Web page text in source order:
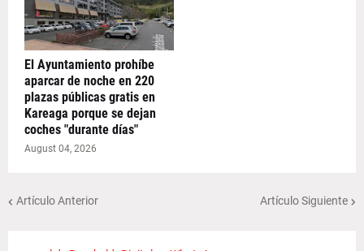
El Ayuntamiento prohíbe
aparcar de noche en 220
plazas públicas gratis en
Kareaga porque se dejan
coches "durante días"
August 04, 2026
Artículo Anterior Artículo Siguiente